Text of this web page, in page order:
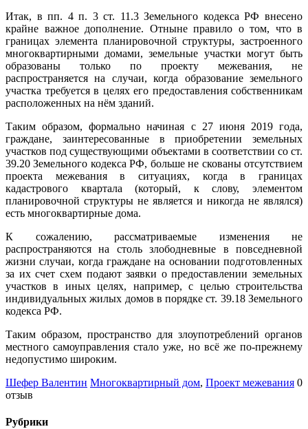
Итак, в пп. 4 п. 3 ст. 11.3 Земельного кодекса РФ внесено
крайне важное дополнение. Отныне правило о том, что в
границах элемента планировочной структуры, застроенного
многоквартирными домами, земельные участки могут быть
образованы только по проекту межевания, не
распространяется на случаи, когда образование земельного
участка требуется в целях его предоставления собственникам
расположенных на нём зданий.
Таким образом, формально начиная с 27 июня 2019 года,
граждане, заинтересованные в приобретении земельных
участков под существующими объектами в соответствии со ст.
39.20 Земельного кодекса РФ, больше не скованы отсутствием
проекта межевания в ситуациях, когда в границах
кадастрового квартала (который, к слову, элементом
планировочной структуры не является и никогда не являлся)
есть многоквартирные дома.
К сожалению, рассматриваемые изменения не
распространяются на столь злободневные в повседневной
жизни случаи, когда граждане на основании подготовленных
за их счет схем подают заявки о предоставлении земельных
участков в иных целях, например, с целью строительства
индивидуальных жилых домов в порядке ст. 39.18 Земельного
кодекса РФ.
Таким образом, пространство для злоупотреблений органов
местного самоуправления стало уже, но всё же по-прежнему
недопустимо широким.
Шефер Валентин Многоквартирный дом, Проект межевания 0
отзыв
Рубрики